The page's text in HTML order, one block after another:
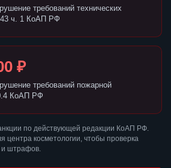
требований технических
ч. 1 КоАП РФ
₽
требований пожарной
КоАП РФ
по действующей редакции КоАП РФ.
центра косметологии, чтобы проверка
и штрафов.